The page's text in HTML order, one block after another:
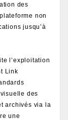
des
non
jusqu’à
l’exploitation
Link
des
archivés via la
une